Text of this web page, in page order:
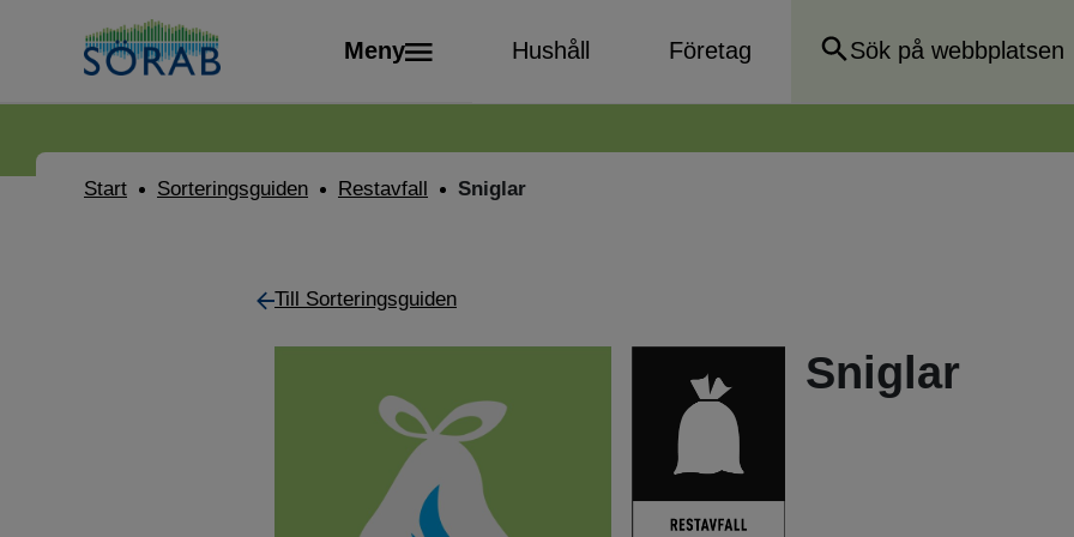
Meny Hushåll Företag
Start Sorteringsguiden Restavfall Sniglar
Till Sorteringsguiden
Sniglar